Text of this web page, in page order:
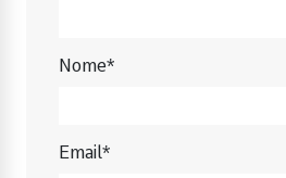
Nome*
Email*